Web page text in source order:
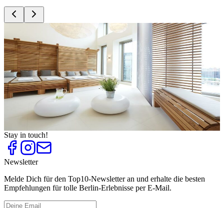
Head Spa
Top10
Massage
Top10
Sauna
Top10
Thermen, Sauna und Wellness in Brandenburg
Top10
Wellness Hotel-Spas
10
Wohlige Orte zum Aufwärmen
Stay in touch!
Newsletter
Melde Dich für den Top10-Newsletter an und erhalte die besten
Empfehlungen für tolle Berlin-Erlebnisse per E-Mail.